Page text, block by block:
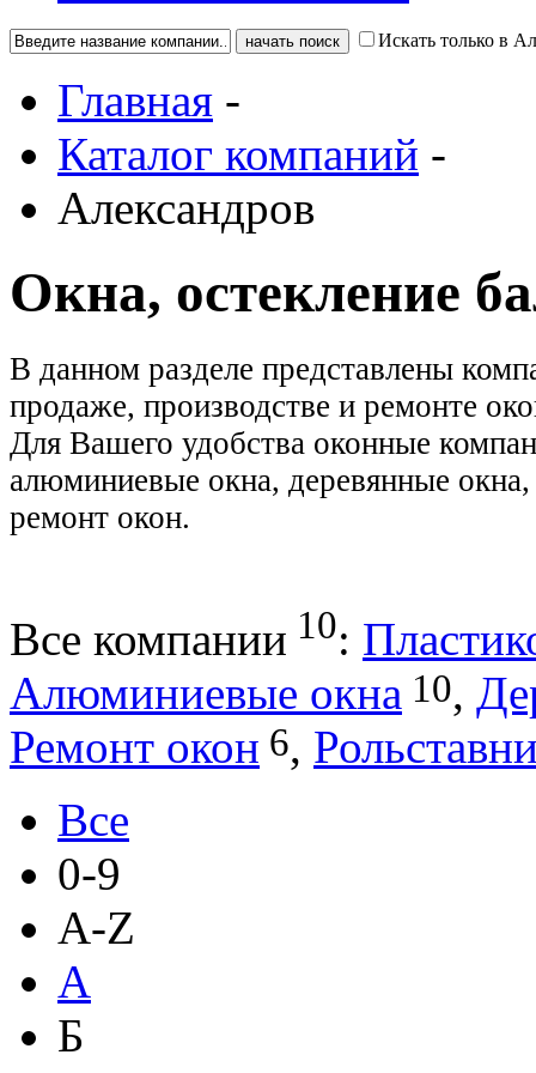
Искать только в
Главная -
Каталог компаний -
Александров
Окна, остекление
В данном разделе представлены
продаже, производстве и ремонте
Для Вашего удобства оконные
алюминиевые окна, деревянные
ремонт окон.
Все компании 10:
Алюминиевые окна 10,
Ремонт окон 6,
Все
0-9
A-Z
А
Б